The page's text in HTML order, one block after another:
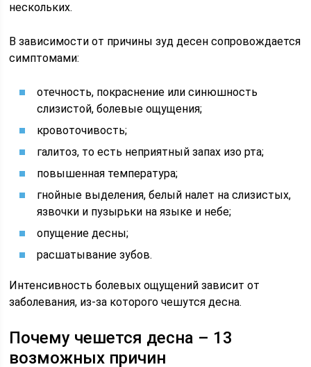
нескольких.
В зависимости от причины зуд десен сопровождается
симптомами:
отечность, покраснение или синюшность
слизистой, болевые ощущения;
кровоточивость;
галитоз, то есть неприятный запах изо рта;
повышенная температура;
гнойные выделения, белый налет на слизистых,
язвочки и пузырьки на языке и небе;
опущение десны;
расшатывание зубов.
Интенсивность болевых ощущений зависит от
заболевания, из-за которого чешутся десна.
Почему чешется десна – 13
возможных причин